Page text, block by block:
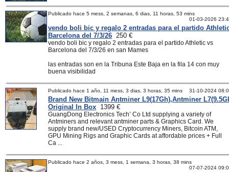
Publicado hace 5 mess, 2 semanas, 6 dias, 11 horas, 53 mins
01-03-2026
vendo boli bic y regalo 2 entradas para el partido
Barcelona del 7/3/26 250 €
vendo boli bic y regalo 2 entradas para el partido Athletic vs
Barcelona del 7/3/26 en san Mames
las entradas son en la Tribuna Este Baja en la fila 14 con muy
buena visibilidad
Publicado hace 1 año, 11 mess, 3 dias, 3 horas, 35 mins 31-10-2024
Brand New Bitmain Antminer L9(17Gh),Antminer
Original In Box 1399 €
GuangDong Electronics Tech’ Co Ltd supplying a variety of
Antminers and relevant antminer parts & Graphics Card. We
supply brand new/USED Cryptocurrency Miners, Bitcoin ATM,
GPU Mining Rigs and Graphic Cards at affordable prices + Full
Ca ...
Publicado hace 2 años, 3 mess, 1 semana, 3 horas, 38 mins
07-07-2024